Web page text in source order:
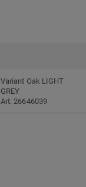
Variant Oak LIGHT
GREY
Art. 26646039